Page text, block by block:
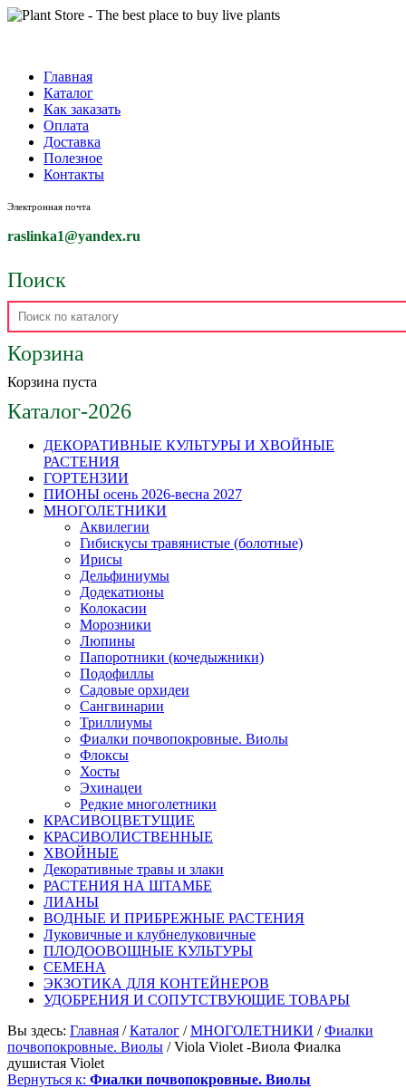
Главная
Каталог
Как заказать
Оплата
Доставка
Полезное
Контакты
Электронная почта
raslinka1@yandex.ru
Поиск
Корзина
Корзина пуста
Каталог-2026
ДЕКОРАТИВНЫЕ КУЛЬТУРЫ И ХВОЙНЫЕ
РАСТЕНИЯ
ГОРТЕНЗИИ
ПИОНЫ осень 2026-весна 2027
МНОГОЛЕТНИКИ
Аквилегии
Гибискусы травянистые (болотные)
Ирисы
Дельфиниумы
Додекатионы
Колокасии
Морозники
Люпины
Папоротники (кочедыжники)
Подофиллы
Садовые орхидеи
Сангвинарии
Триллиумы
Фиалки почвопокровные. Виолы
Флоксы
Хосты
Эхинацеи
Редкие многолетники
КРАСИВОЦВЕТУЩИЕ
КРАСИВОЛИСТВЕННЫЕ
ХВОЙНЫЕ
Декоративные травы и злаки
РАСТЕНИЯ НА ШТАМБЕ
ЛИАНЫ
ВОДНЫЕ И ПРИБРЕЖНЫЕ РАСТЕНИЯ
Луковичные и клубнелуковичные
ПЛОДООВОЩНЫЕ КУЛЬТУРЫ
СЕМЕНА
ЭКЗОТИКА ДЛЯ КОНТЕЙНЕРОВ
УДОБРЕНИЯ И СОПУТСТВУЮЩИЕ ТОВАРЫ
Вы здесь: Главная /Каталог /МНОГОЛЕТНИКИ /Фиалки
почвопокровные. Виолы /Viola Violet -Виола Фиалка
душистая Violet
Вернуться к: Фиалки почвопокровные. Виолы